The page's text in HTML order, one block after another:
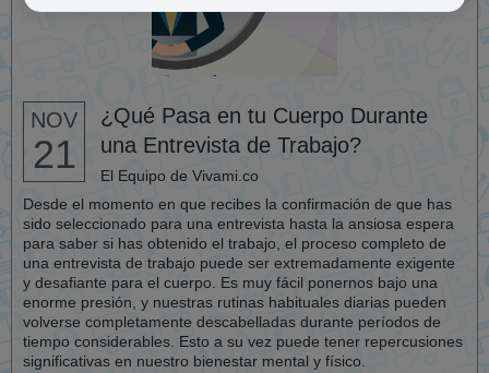
NOV
21
¿Qué Pasa en tu Cuerpo Durante
una Entrevista de Trabajo?
El Equipo de Vivami.co
Desde el momento en que recibes la confirmación de que has
sido seleccionado para una entrevista hasta la ansiosa espera
para saber si has obtenido el trabajo, el proceso completo de
una entrevista de trabajo puede ser extremadamente exigente
y desafiante para el cuerpo. Es muy fácil ponernos bajo una
enorme presión, y nuestras rutinas habituales diarias pueden
volverse completamente descabelladas durante períodos de
tiempo considerables. Esto a su vez puede tener repercusiones
significativas en nuestro bienestar mental y físico.